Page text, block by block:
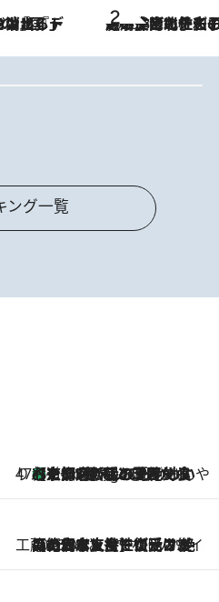
2026.8.3
《「文士の子ども被害者の会」発足！》阿川佐和子（72）が語る遠藤周作に北杜夫、劇作家・矢代静一の子どもたちの“文豪プライベート事件簿”
ング一覧
47都道府県の手みやげ ひんやりスイーツで夏を満喫
1 Hour Ago
【京都府】この夏絶対食べたい 冷やしておいしいおやつ3選 ひと口目から心を掴む新緑のテリーヌ
工藤まやのおもてなしハワイ
2026.8.6
【ハワイ土産】ローカルの絶大な支持で復活！ 絶品の幻クッキー《元ファンの日本人女性が受け継いだ名店》